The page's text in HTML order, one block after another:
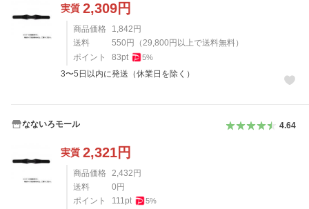
実質 2,309円
商品価格 1,842 円
送料
550 円 （29,800 円以上で送料無料）
ポイント
83pt 5%
3〜5日以内に発送（休業日を除く）
なないろモール 4.64
実質 2,321円
商品価格 2,432 円
送料
0 円
ポイント
111pt 5%